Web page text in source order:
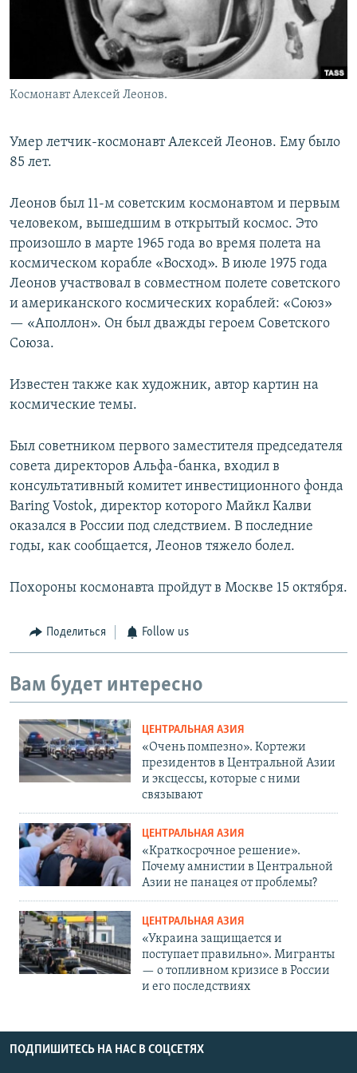
Космонавт Алексей Леонов.
Умер летчик-космонавт Алексей Леонов. Ему было
85 лет.
Леонов был 11-м советским космонавтом и первым
человеком, вышедшим в открытый космос. Это
произошло в марте 1965 года во время полета на
космическом корабле «Восход». В июле 1975 года
Леонов участвовал в совместном полете советского
и американского космических кораблей: «Союз»
— «Аполлон». Он был дважды героем Советского
Союза.
Известен также как художник, автор картин на
космические темы.
Был советником первого заместителя председателя
совета директоров Альфа-банка, входил в
консультативный комитет инвестиционного фонда
Baring Vostok, директор которого Майкл Калви
оказался в России под следствием. В последние
годы, как сообщается, Леонов тяжело болел.
Похороны космонавта пройдут в Москве 15 октября.
Поделиться Follow us
Вам будет интересно
ЦЕНТРАЛЬНАЯ АЗИЯ
«Очень помпезно». Кортежи
президентов в Центральной Азии
и эксцессы, которые с ними
связывают
ЦЕНТРАЛЬНАЯ АЗИЯ
«Краткосрочное решение».
Почему амнистии в Центральной
Азии не панацея от проблемы?
ЦЕНТРАЛЬНАЯ АЗИЯ
«Украина защищается и
поступает правильно». Мигранты
— о топливном кризисе в России
и его последствиях
ПОДПИШИТЕСЬ НА НАС В СОЦСЕТЯХ